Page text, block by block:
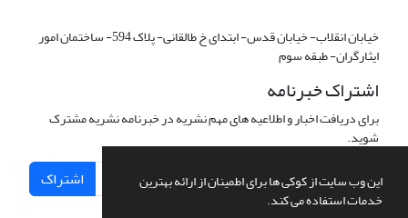
این وب سایت از کوکی ها برای اطمینان از ارائه بهترین
خدمات استفاده می کند.
خیابان انقلاب- خیابان قدس- ابتدای خ طالقانی- پلاک 594- ساختمان امور
ایثارگران- طبقه سوم
اشتراک خبرنامه
برای دریافت اخبار و اطلاعیه های مهم نشریه در خبرنامه نشریه مشترک
شوید.
اشتراک